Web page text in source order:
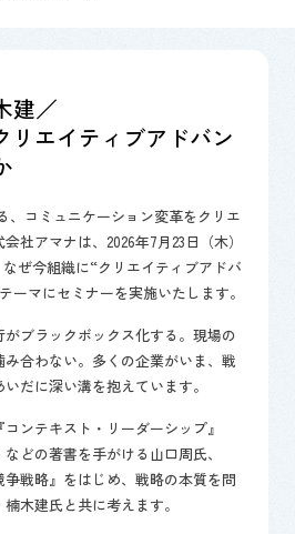
建／
リエイティブアドバン
、コミュニケーション変革をクリエ
社アマナは、2026年7月23日（木）
ぜ今組織に“クリエイティブアドバ
ーマにセミナーを実施いたします。
ブラックボックス化する。現場の
合わない。多くの企業がいま、戦
だに深い溝を抱えています。
ンテキスト・リーダーシップ』
どの著書を手がける山口周氏、
争戦略』をはじめ、戦略の本質を問
木建氏と共に考えます。